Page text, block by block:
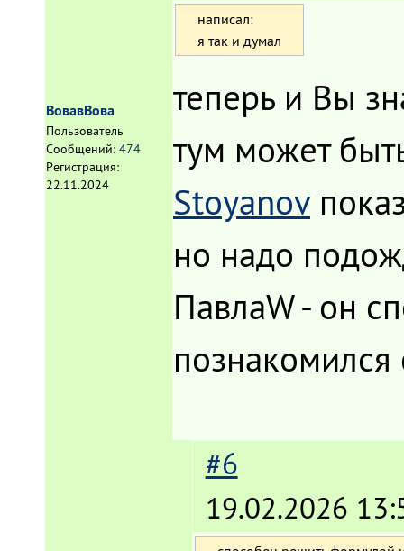
ВовавВова
Пользователь
Сообщений: 474
Регистрация:
22.11.2024
написал:
я так и думал
теперь и Вы
тум может
Stoyanov
но надо
ПавлаW - он
познакомился
#6
19.02.2026